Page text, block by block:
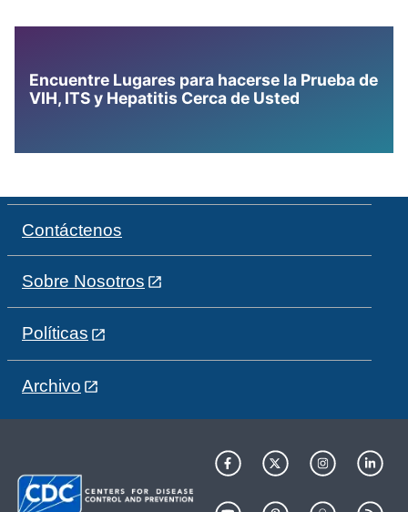
Encuentre Lugares para hacerse la Prueba de
VIH, ITS y Hepatitis Cerca de Usted
Contáctenos
Sobre Nosotros
Políticas
Archivo